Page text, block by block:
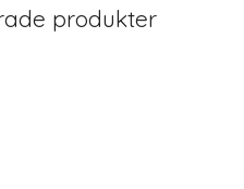
produkter